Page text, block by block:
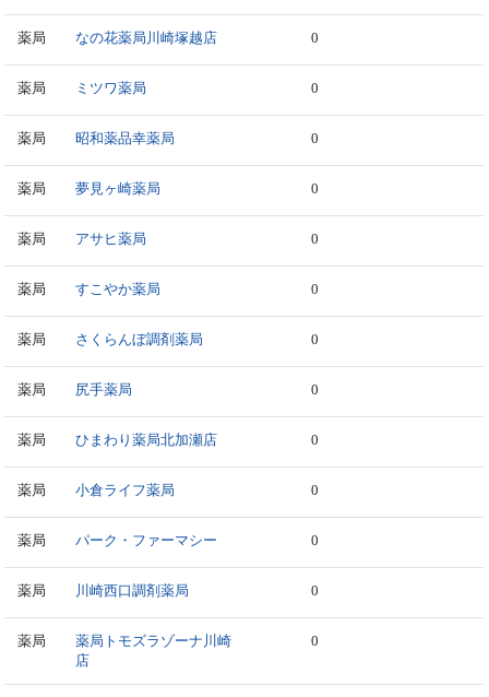
薬局 なの花薬局川崎塚越店 0
薬局 ミツワ薬局 0
薬局 昭和薬品幸薬局 0
薬局 夢見ヶ崎薬局 0
薬局 アサヒ薬局 0
薬局 すこやか薬局 0
薬局 さくらんぼ調剤薬局 0
薬局 尻手薬局 0
薬局 ひまわり薬局北加瀬店 0
薬局 小倉ライフ薬局 0
薬局 パーク・ファーマシー 0
薬局 川崎西口調剤薬局 0
薬局
薬局トモズラゾーナ川崎
店
0